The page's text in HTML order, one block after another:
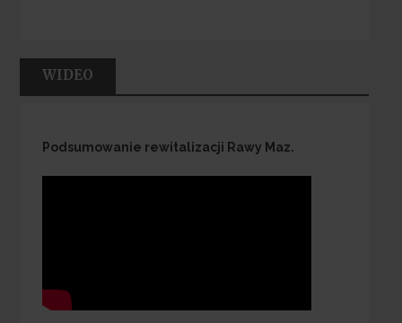
WIDEO
Podsumowanie rewitalizacji Rawy Maz.